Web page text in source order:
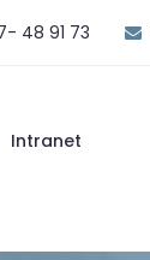
48 91 73
Intranet